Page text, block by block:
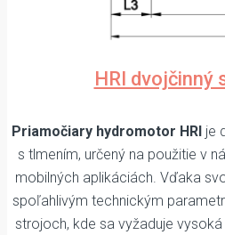
HRI dvojčinný
Priamočiary hydromotor HRIje
s tlmením, určený na použitie v
mobilných aplikáciách. Vďaka
spoľahlivým technickým
strojoch, kde sa vyžaduje